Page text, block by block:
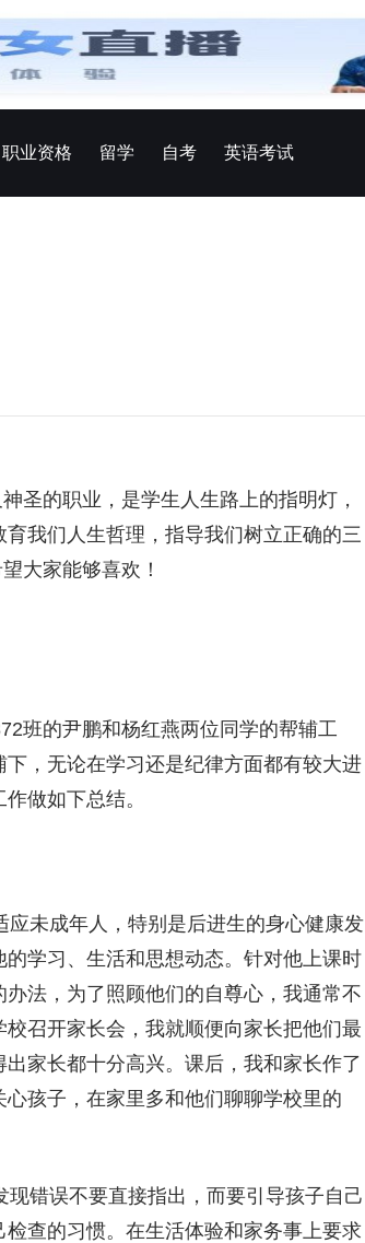
职业资格 留学 自考 英语考试
圣的职业，是学生人生路上的指明灯，
我们人生哲理，指导我们树立正确的三
大家能够喜欢！
班的尹鹏和杨红燕两位同学的帮辅工
，无论在学习还是纪律方面都有较大进
做如下总结。
未成年人，特别是后进生的身心健康发
学习、生活和思想动态。针对他上课时
法，为了照顾他们的自尊心，我通常不
召开家长会，我就顺便向家长把他们最
家长都十分高兴。课后，我和家长作了
孩子，在家里多和他们聊聊学校里的
错误不要直接指出，而要引导孩子自己
查的习惯。在生活体验和家务事上要求